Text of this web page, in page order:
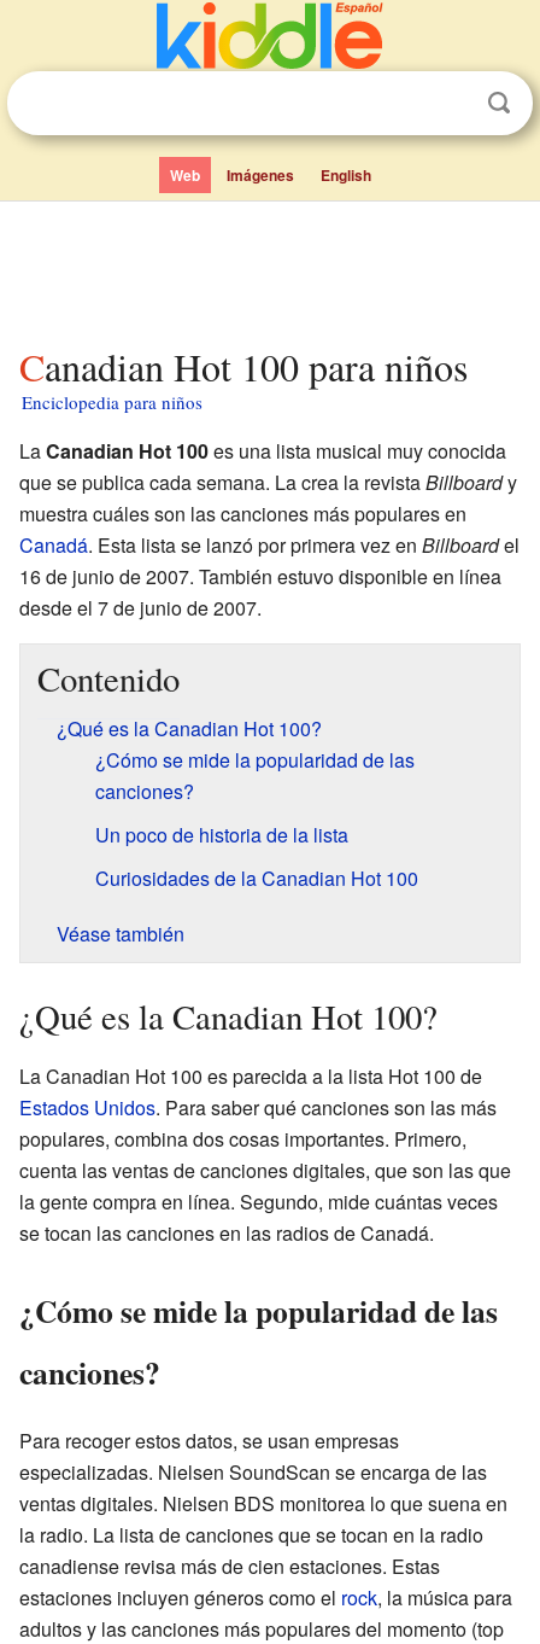
Web Imágenes English
Canadian Hot 100 para niños
Enciclopedia para niños
LaCanadian Hot 100es una lista musical muy conocida
que se publica cada semana. La crea la revistaBillboardy
muestra cuáles son las canciones más populares en
Canadá. Esta lista se lanzó por primera vez en Billboardel
16 de junio de 2007. También estuvo disponible en línea
desde el 7 de junio de 2007.
Contenido
¿Qué es la Canadian Hot 100?
¿Cómo se mide la popularidad de las
canciones?
Un poco de historia de la lista
Curiosidades de la Canadian Hot 100
Véase también
¿Qué es la Canadian Hot 100?
La Canadian Hot 100 es parecida a la lista Hot 100 de
Estados Unidos. Para saber qué canciones son las más
populares, combina dos cosas importantes. Primero,
cuenta las ventas de canciones digitales, que son las que
la gente compra en línea. Segundo, mide cuántas veces
se tocan las canciones en las radios de Canadá.
¿Cómo se mide la popularidad de las
canciones?
Para recoger estos datos, se usan empresas
especializadas. Nielsen SoundScan se encarga de las
ventas digitales. Nielsen BDS monitorea lo que suena en
la radio. La lista de canciones que se tocan en la radio
canadiense revisa más de cien estaciones. Estas
estaciones incluyen géneros como el rock, la música para
adultos y las canciones más populares del momento (top